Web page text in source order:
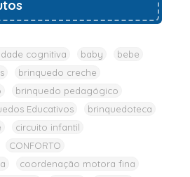
cognitiva baby
bebe
brinquedo creche
brinquedo pedagógico
Educativos
brinquedoteca
circuito infantil
CONFORTO
coordenação motora fina